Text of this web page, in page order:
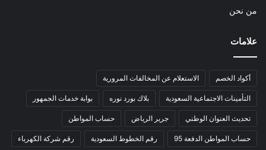
من نحن
علامات
أكواد الخصم الاستعلام عن المخالفات المرورية
التأمينات الاجتماعية السعودية بلاك بورد نوره بوابة خدمات الجمهور
تحديث العنوان الوطني جرير الرياض حساب المواطن
حساب المواطن الدفعة 95 رقم الخطوط السعودية رقم شركة الكهرباء